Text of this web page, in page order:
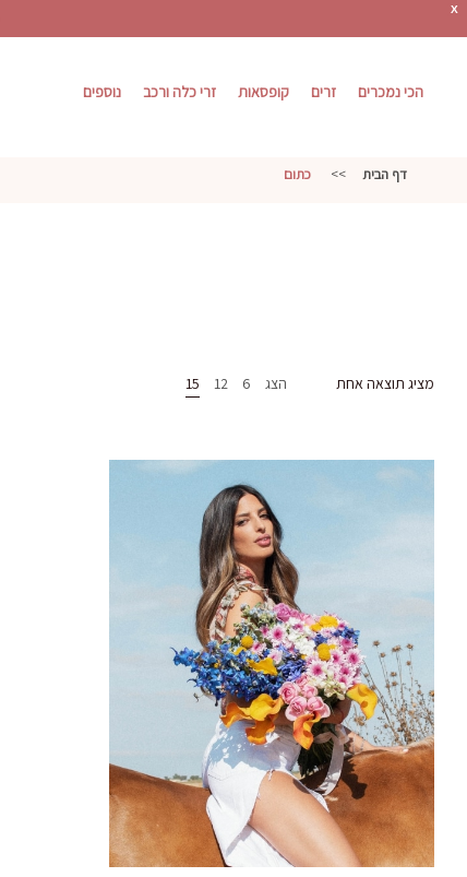
X
נוספים זרי כלה ורכב קופסאות זרים הכי נמכרים
דף הבית >> כתום
מציג תוצאה אחת הצג 6
12
15